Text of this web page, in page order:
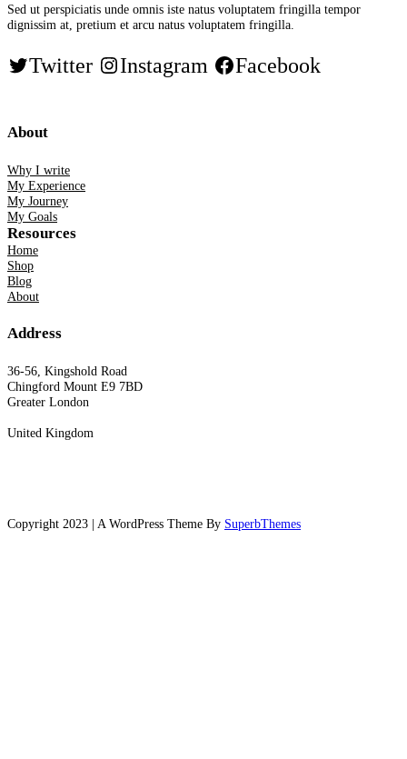
Sed ut perspiciatis unde omnis iste natus voluptatem fringilla tempor
dignissim at, pretium et arcu natus voluptatem fringilla.
Twitter Instagram Facebook
About
Why I write
My Experience
My Journey
My Goals
Resources
Home
Shop
Blog
About
Address
36-56, Kingshold Road
Chingford Mount E9 7BD
Greater London
United Kingdom
Copyright 2023 | A WordPress Theme By SuperbThemes